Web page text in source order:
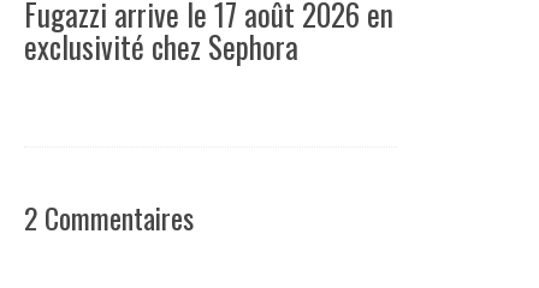
Fugazzi arrive le 17 août 2026 en
exclusivité chez Sephora
2 Commentaires